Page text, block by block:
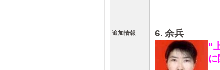
追加情報
6. 余兵
“
に